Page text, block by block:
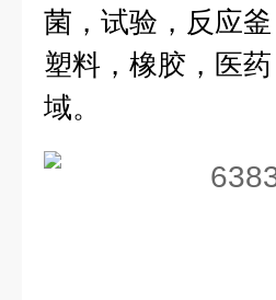
菌，试验，反应
塑料，橡胶，医
域。